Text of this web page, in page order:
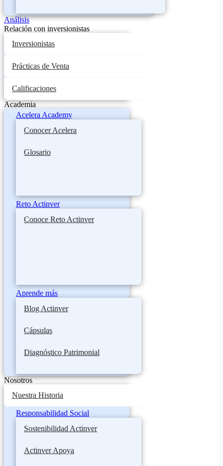
Análisis
Relación con inversionistas
Inversionistas
Prácticas de Venta
Calificaciones
Academia
Acelera Academy
Conocer Acelera
Glosario
Reto Actinver
Conoce Reto Actinver
Aprende más
Blog Actinver
Cápsulas
Diagnóstico Patrimonial
Nosotros
Nuestra Historia
Responsabilidad Social
Sostenibilidad Actinver
Actinver Apoya